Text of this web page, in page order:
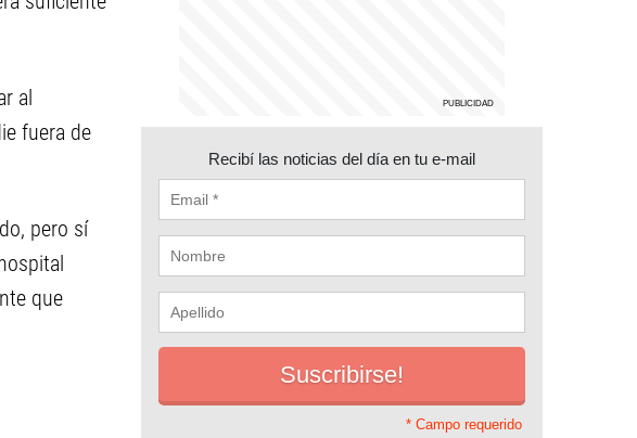
al
fuera de
pero sí
que
Recibí las noticias del día en tu e-mail
* Campo requerido